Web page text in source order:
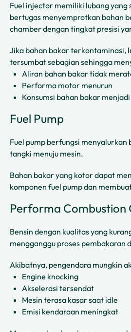
Fuel injector memiliki lubang yang
bertugas menyemprotkan bahan
chamber dengan tingkat presisi
Jika bahan bakar terkontaminasi,
tersumbat sebagian sehingga
Aliran bahan bakar tidak
Performa motor menurun
Konsumsi bahan bakar
Fuel Pump
Fuel pump berfungsi menyalurkan
tangki menuju mesin.
Bahan bakar yang kotor dapat
komponen fuel pump dan
Performa Combustion
Bensin dengan kualitas yang
mengganggu proses pembakaran
Akibatnya, pengendara mungkin
Engine knocking
Akselerasi tersendat
Mesin terasa kasar saat idle
Emisi kendaraan meningkat